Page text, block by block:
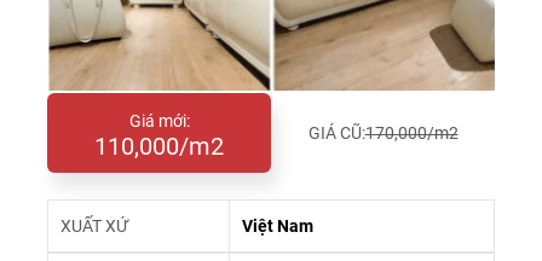
Giá mới:
110,000/m2 GIÁ CŨ:170,000/m2
XUẤT XỨ Việt Nam